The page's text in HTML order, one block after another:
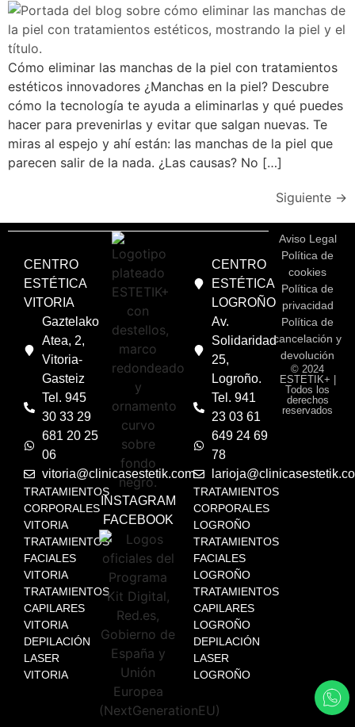
Cómo eliminar las manchas de la piel con tratamientos
estéticos innovadores ¿Manchas en la piel? Descubre
cómo la tecnología te ayuda a eliminarlas y qué puedes
hacer para prevenirlas y evitar que salgan nuevas. Te
miras al espejo y ahí están: las manchas de la piel que
parecen salir de la nada. ¿Las causas? No […]
Siguiente →
CENTRO
ESTÉTICA
VITORIA
Gaztelako
Atea, 2,
Vitoria-
Gasteiz
Tel. 945
30 33 29
681 20 25
06
vitoria@clinicasestetik.com
TRATAMIENTOS
CORPORALES
VITORIA
TRATAMIENTOS
FACIALES
VITORIA
TRATAMIENTOS
CAPILARES
VITORIA
DEPILACIÓN
LASER
VITORIA
INSTAGRAM
FACEBOOK
CENTRO
ESTÉTICA
LOGROÑO
Av.
Solidaridad
25,
Logroño.
Tel. 941
23 03 61
649 24 69
78
TRATAMIENTOS
CORPORALES
LOGROÑO
TRATAMIENTOS
FACIALES
LOGROÑO
TRATAMIENTOS
CAPILARES
LOGROÑO
DEPILACIÓN
LASER
LOGROÑO
Aviso Legal
Política de
cookies
Política de
privacidad
Política de
cancelación y
devolución
© 2024
ESTETIK+ |
Todos los
derechos
reservados